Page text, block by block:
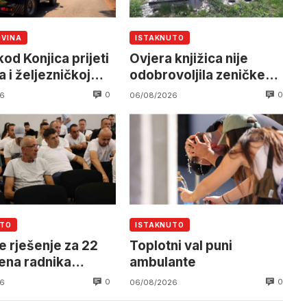
Konjica prijeti
i željezničkoj
se
0
ISTAKNUTO
Ovjera knjižica nije
odobrovoljila zeničke
rudare u jami Raspotočje
06/08/2026 0
rješenje za 22
radnika
Mostar
0
ISTAKNUTO
Toplotni val puni
ambulante
06/08/2026 0